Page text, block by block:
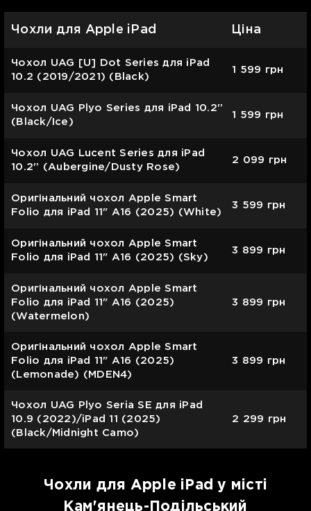
Чохли для Apple iPad Ціна
Чохол UAG [U] Dot Series для iPad
10.2 (2019/2021) (Black)
1 599 грн
Чохол UAG Plyo Series для iPad 10.2'’
(Black/Ice)
1 599 грн
Чохол UAG Lucent Series для iPad
10.2'’ (Aubergine/Dusty Rose)
2 099 грн
Оригінальний чохол Apple Smart
Folio для iPad 11" A16 (2025) (White)
3 599 грн
Оригінальний чохол Apple Smart
Folio для iPad 11" A16 (2025) (Sky)
3 899 грн
Оригінальний чохол Apple Smart
Folio для iPad 11" A16 (2025)
(Watermelon)
3 899 грн
Оригінальний чохол Apple Smart
Folio для iPad 11" A16 (2025)
(Lemonade) (MDEN4)
3 899 грн
Чохол UAG Plyo Seria SE для iPad
10.9 (2022)/iPad 11 (2025)
(Black/Midnight Camo)
2 299 грн
Чохли для Apple iPad у місті
Кам'янець-Подільський